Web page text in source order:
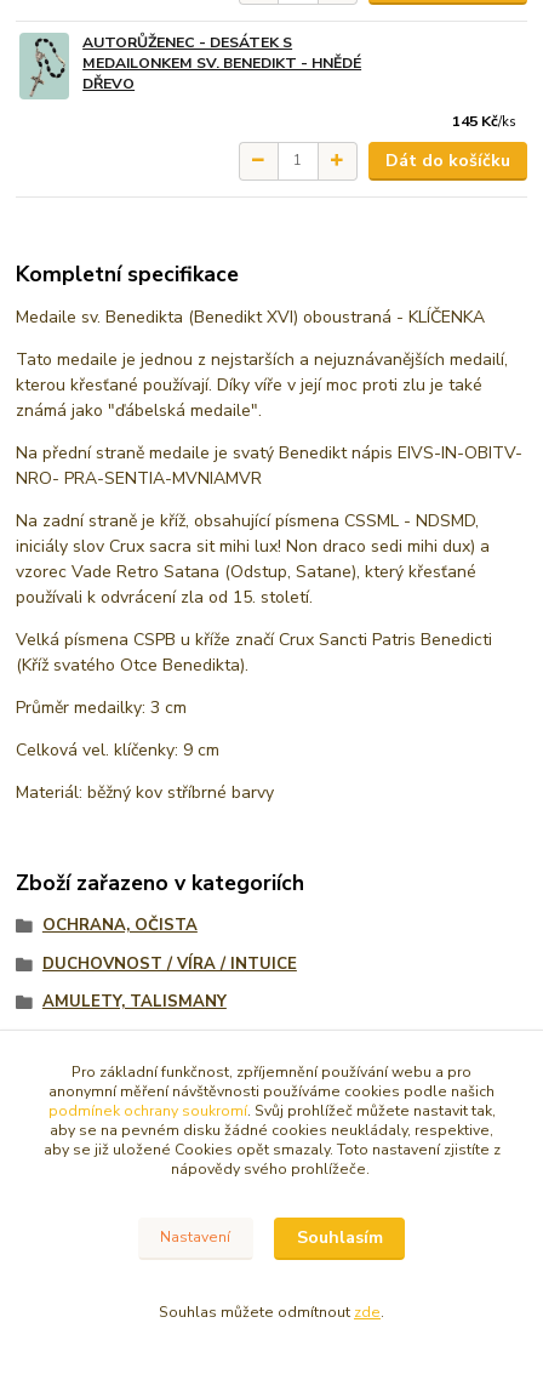
AUTORŮŽENEC - DESÁTEK S
MEDAILONKEM SV. BENEDIKT - HNĚDÉ
DŘEVO
145 Kč/ks
Dát do košíčku
Kompletní specifikace
Medaile sv. Benedikta (Benedikt XVI) oboustraná - KLÍČENKA
Tato medaile je jednou z nejstarších a nejuznávanějších medailí,
kterou křesťané používají. Díky víře v její moc proti zlu je také
známá jako "ďábelská medaile".
Na přední straně medaile je svatý Benedikt nápis EIVS-IN-OBITV-
NRO- PRA-SENTIA-MVNIAMVR
Na zadní straně je kříž, obsahující písmena CSSML - NDSMD,
iniciály slov Crux sacra sit mihi lux! Non draco sedi mihi dux) a
vzorec Vade Retro Satana (Odstup, Satane), který křesťané
používali k odvrácení zla od 15. století.
Velká písmena CSPB u kříže značí Crux Sancti Patris Benedicti
(Kříž svatého Otce Benedikta).
Průměr medailky: 3 cm
Celková vel. klíčenky: 9 cm
Materiál: běžný kov stříbrné barvy
Zboží zařazeno v kategoriích
OCHRANA, OČISTA
DUCHOVNOST / VÍRA / INTUICE
AMULETY, TALISMANY
KLÍČENKY, ZRCÁTKA, MAGNETY
Svícny, drahé kameny a jiné
Svícny, drahé kameny a jiné
© Copyright 2016 - 2026 Caracasa Atelier. Všechna práva vyhrazena.
Pro základní funkčnost, zpříjemnění používání webu a pro
anonymní měření návštěvnosti používáme cookies podle našich
podmínek ochrany soukromí. Svůj prohlížeč můžete nastavit tak,
aby se na pevném disku žádné cookies neukládaly, respektive,
aby se již uložené Cookies opět smazaly. Toto nastavení zjistíte z
nápovědy svého prohlížeče.
Nastavení Souhlasím
Souhlas můžete odmítnout zde.